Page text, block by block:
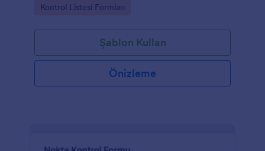
Go to Category:
Kontrol Listesi Formları
Şablon Kullan
Önizleme